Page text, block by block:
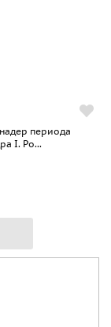
периода
I. Ро...